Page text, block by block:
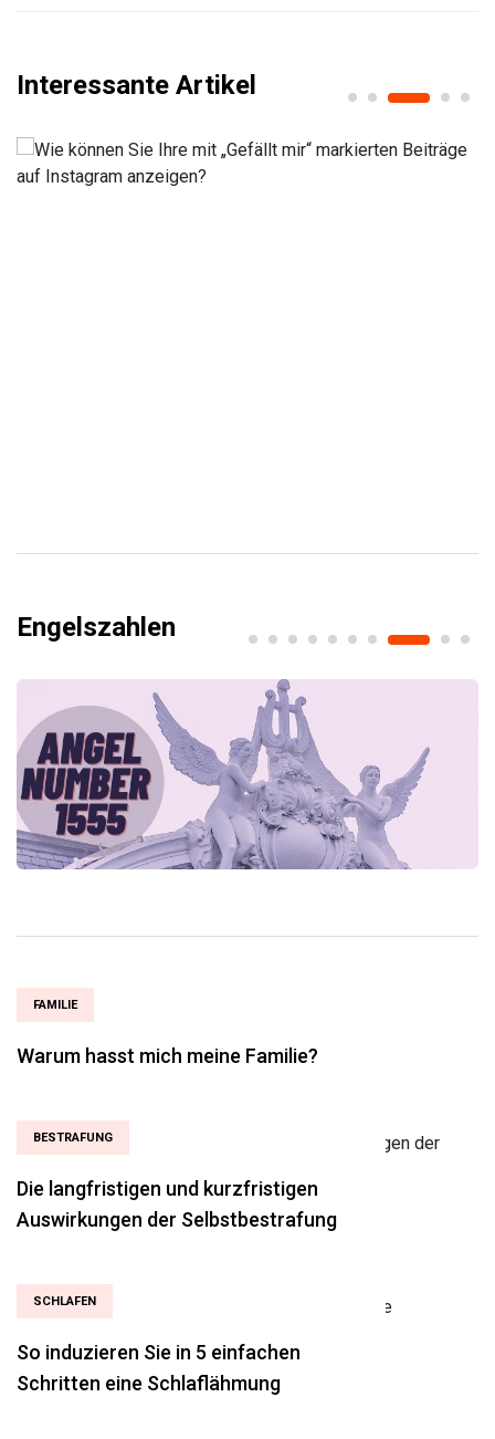
Interessante Artikel
Engelszahlen
FAMILIE
Warum hasst mich meine Familie?
BESTRAFUNG
Die langfristigen und kurzfristigen
Auswirkungen der Selbstbestrafung
SCHLAFEN
So induzieren Sie in 5 einfachen
Schritten eine Schlaflähmung